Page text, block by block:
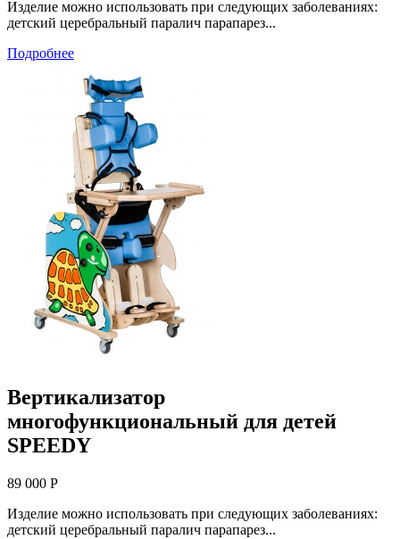
Изделие можно использовать при следующих заболеваниях:
детский церебральный паралич парапарез...
Подробнее
Вертикализатор
многофункциональный для детей
SPEEDY
89 000 Р
Изделие можно использовать при следующих заболеваниях:
детский церебральный паралич парапарез...